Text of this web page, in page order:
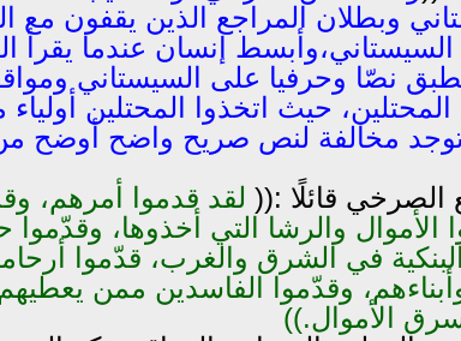
وبطلان المراجع الذين يقفون مع
السيستاني،وأبسط إنسان عندما يقرأ
نصّا وحرفيا على السيستاني
حيث اتخذوا المحتلين
توجد مخالفة لنص صريح واضح أوضح
قائلًا :(( لقد قدموا أمرهم،
الأموال والرشا التي أخذوها، وقدّموا
في الشرق والغرب، قدّموا
وأبناءهم، وقدّموا الفاسدين ممن
الأموال.))